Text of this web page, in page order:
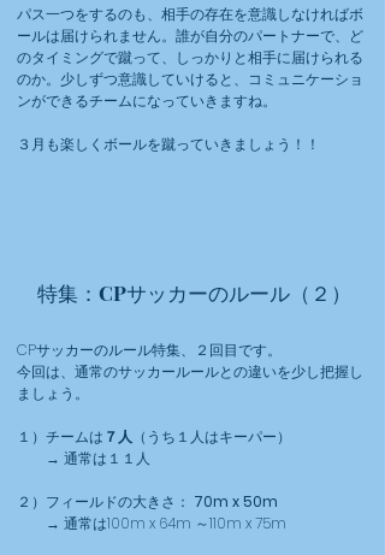
パス一つをするのも、相手の存在を意識しなければボ
ールは届けられません。誰が自分のパートナーで、ど
のタイミングで蹴って、しっかりと相手に届けられる
のか。少しずつ意識していけると、コミュニケーショ
ンができるチームになっていきますね。
​３月も楽しくボールを蹴っていきましょう！！
特集： CPサッカーのルール（２）
CPサッカーのルール特集、２回目です。
今回は、通常のサッカールールとの違いを少し把握し
ましょう。
１）チームは ７人 （うち１人はキーパー）
→ 通常は１１人
２）フィールドの大きさ： 70m x 50m
→ 通常は100m x 64m ～110m x 75m